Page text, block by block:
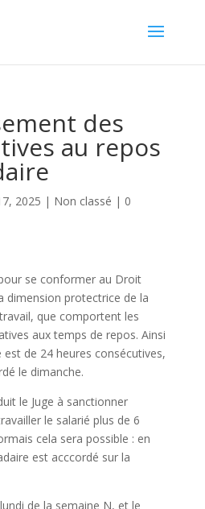
des
au repos
2025 | Non classé | 0
se conformer au Droit
dimension protectrice de la
que comportent les
aux temps de repos. Ainsi
de 24 heures consécutives,
le dimanche.
le Juge à sanctionner
le salarié plus de 6
cela sera possible : en
est acccordé sur la
de la semaine N, et le